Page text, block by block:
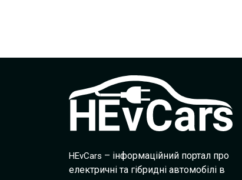
HEvCars – інформаційний портал про
електричні та гібридні автомобілі в